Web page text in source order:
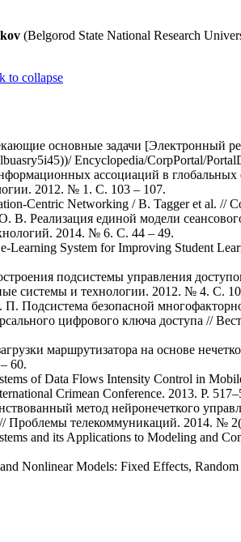
(Belgorod State National Research
to collapse
основные задачи [Электронный
Encyclopedia/CorpPortal/
ассоциаций в глобальных
2012. № 1. С. 103 – 107.
Centric Networking / B. Tagger et al. //
Реализация единой модели
2014. № 6. С. 44 – 49.
Learning System for Improving Student
подсистемы управления
системы и технологии. 2012. № 4. С.
Подсистема безопасной
цифрового ключа доступа //
маршрутизатора на основе
60.
of Data Flows Intensity Control in
Crimean Conference. 2013. P.
метод нейронечеткого
Проблемы телекоммуникаций. 2014. №
and its Applications to Modeling and
Nonlinear Models: Fixed Effects,